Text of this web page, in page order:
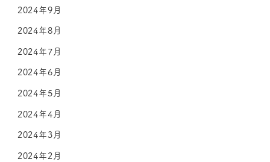
2024年9月
2024年8月
2024年7月
2024年6月
2024年5月
2024年4月
2024年3月
2024年2月